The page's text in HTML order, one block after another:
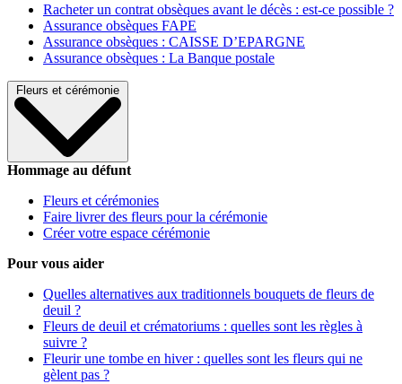
Racheter un contrat obsèques avant le décès : est-ce possible ?
Assurance obsèques FAPE
Assurance obsèques : CAISSE D’EPARGNE
Assurance obsèques : La Banque postale
Fleurs et cérémonie
Hommage au défunt
Fleurs et cérémonies
Faire livrer des fleurs pour la cérémonie
Créer votre espace cérémonie
Pour vous aider
Quelles alternatives aux traditionnels bouquets de fleurs de
deuil ?
Fleurs de deuil et crématoriums : quelles sont les règles à
suivre ?
Fleurir une tombe en hiver : quelles sont les fleurs qui ne
gèlent pas ?